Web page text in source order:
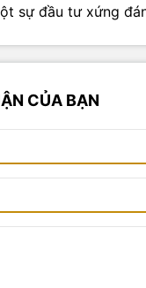
sự đầu tư xứng
CỦA BẠN